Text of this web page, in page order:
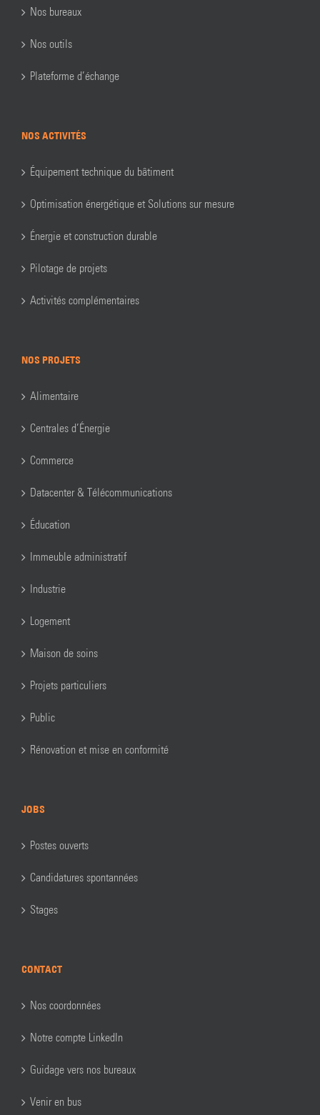
Nos bureaux
Nos outils
Plateforme d’échange
NOS ACTIVITÉS
Équipement technique du bâtiment
Optimisation énergétique et Solutions sur mesure
Énergie et construction durable
Pilotage de projets
Activités complémentaires
NOS PROJETS
Alimentaire
Centrales d’Énergie
Commerce
Datacenter & Télécommunications
Éducation
Immeuble administratif
Industrie
Logement
Maison de soins
Projets particuliers
Public
Rénovation et mise en conformité
JOBS
Postes ouverts
Candidatures spontannées
Stages
CONTACT
Nos coordonnées
Notre compte LinkedIn
Guidage vers nos bureaux
Venir en bus